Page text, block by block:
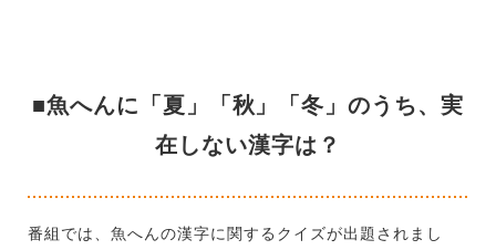
■魚へんに「夏」「秋」「冬」のうち、実
在しない漢字は？
番組では、魚へんの漢字に関するクイズが出題されまし